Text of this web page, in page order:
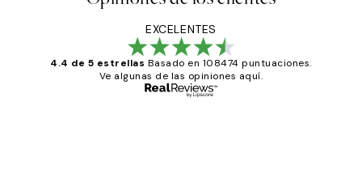
EXCELENTES
4.4 de 5 estrellas Basado en 108474 puntuaciones.
Ve algunas de las opiniones aquí.